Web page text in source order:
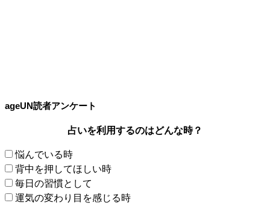
ageUN読者アンケート
占いを利用するのはどんな時？
悩んでいる時
背中を押してほしい時
毎日の習慣として
運気の変わり目を感じる時